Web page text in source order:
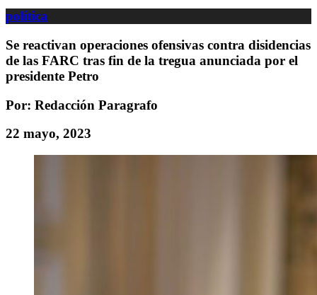
política
Se reactivan operaciones ofensivas contra disidencias
de las FARC tras fin de la tregua anunciada por el
presidente Petro
Por: Redacción Paragrafo
22 mayo, 2023